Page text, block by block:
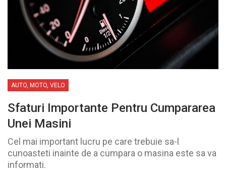
AUTO, MOTO, VELO
Sfaturi Importante Pentru Cumpararea
Unei Masini
Cel mai important lucru pe care trebuie sa-l
cunoasteti inainte de a cumpara o masina este sa va
informati.